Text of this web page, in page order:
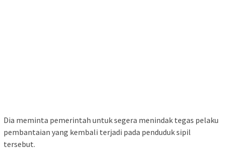
Dia meminta pemerintah untuk segera menindak tegas pelaku
pembantaian yang kembali terjadi pada penduduk sipil
tersebut.